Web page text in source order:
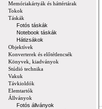
Memóriakártyák és háttértárak
Tokok
Táskák
Fotós táskák
Notebook táskák
Hátizsákok
Objektívek
Konverterek és előtétlencsék
Könyvek, kiadványok
Stúdió technika
Vakuk
Távkioldók
Elemtartók
Állványok
Fotós állványok